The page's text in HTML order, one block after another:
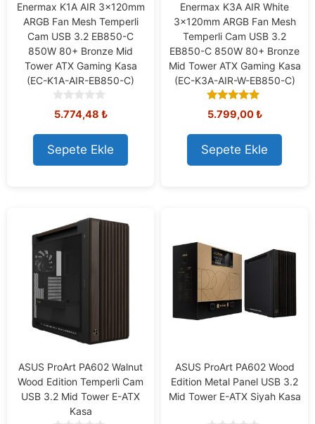
Enermax K1A AIR 3x120mm
ARGB Fan Mesh Temperli
Cam USB 3.2 EB850-C
850W 80+ Bronze Mid
Tower ATX Gaming Kasa
(EC-K1A-AIR-EB850-C)
0
o
u
t
o
f
5.774,48 ₺
Sepete Ekle
Enermax K3A AIR White
3x120mm ARGB Fan Mesh
Temperli Cam USB 3.2
EB850-C 850W 80+ Bronze
Mid Tower ATX Gaming Kasa
(EC-K3A-AIR-W-EB850-C)
5.00
out of 5
5.799,00₺
Sepete Ekle
ASUS ProArt PA602 Walnut
Wood Edition Temperli Cam
USB 3.2 Mid Tower E-ATX
Kasa
ASUS ProArt PA602 Wood
Edition Metal Panel USB 3.2
Mid Tower E-ATX Siyah Kasa